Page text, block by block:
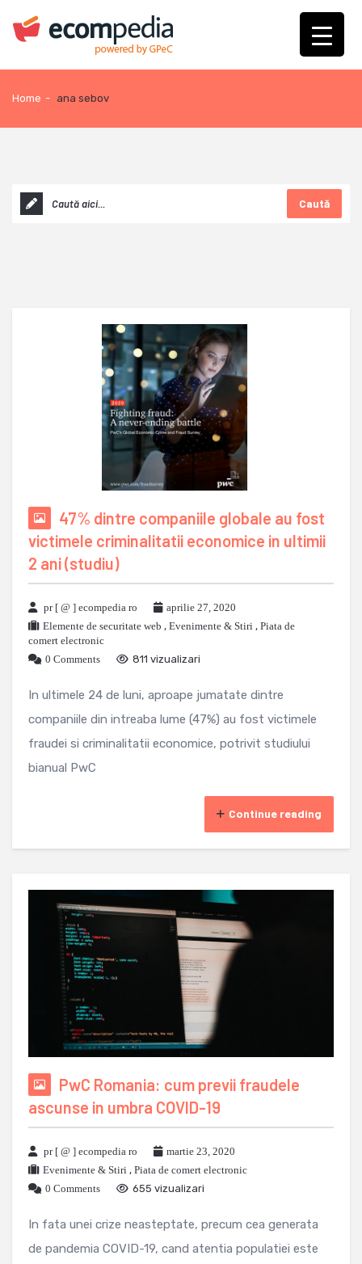
Home - ana sebov
Caută
47% dintre companiile globale au fost
victimele criminalitatii economice in ultimii
2 ani (studiu)
pr [ @ ] ecompedia ro
aprilie 27, 2020
Elemente de securitate web , Evenimente & Stiri , Piata de
comert electronic
0 Comments
811 vizualizari
In ultimele 24 de luni, aproape jumatate dintre
companiile din intreaba lume (47%) au fost victimele
fraudei si criminalitatii economice, potrivit studiului
bianual PwC
Continue reading
PwC Romania: cum previi fraudele
ascunse in umbra COVID-19
pr [ @ ] ecompedia ro
martie 23, 2020
Evenimente & Stiri , Piata de comert electronic
0 Comments
655 vizualizari
In fata unei crize neasteptate, precum cea generata
de pandemia COVID-19, cand atentia populatiei este